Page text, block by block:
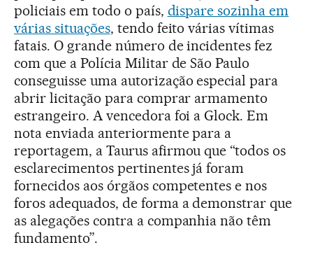
policiais em todo o país, dispare sozinha em
várias situações, tendo feito várias vítimas
fatais. O grande número de incidentes fez
com que a Polícia Militar de São Paulo
conseguisse uma autorização especial para
abrir licitação para comprar armamento
estrangeiro. A vencedora foi a Glock. Em
nota enviada anteriormente para a
reportagem, a Taurus afirmou que “todos os
esclarecimentos pertinentes já foram
fornecidos aos órgãos competentes e nos
foros adequados, de forma a demonstrar que
as alegações contra a companhia não têm
fundamento”.